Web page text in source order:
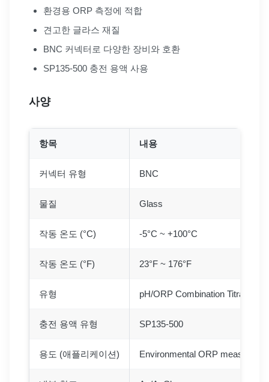
환경용 ORP 측정에 적합
견고한 글라스 재질
BNC 커넥터로 다양한 장비와 호환
SP135-500 충전 용액 사용
사양
항목 내용
커넥터 유형 BNC
물질 Glass
작동 온도 (°C) -5°C ~ +100°C
작동 온도 (°F) 23°F ~ 176°F
유형 pH/ORP Combination Titration
충전 용액 유형 SP135-500
용도 (애플리케이션) Environmental ORP